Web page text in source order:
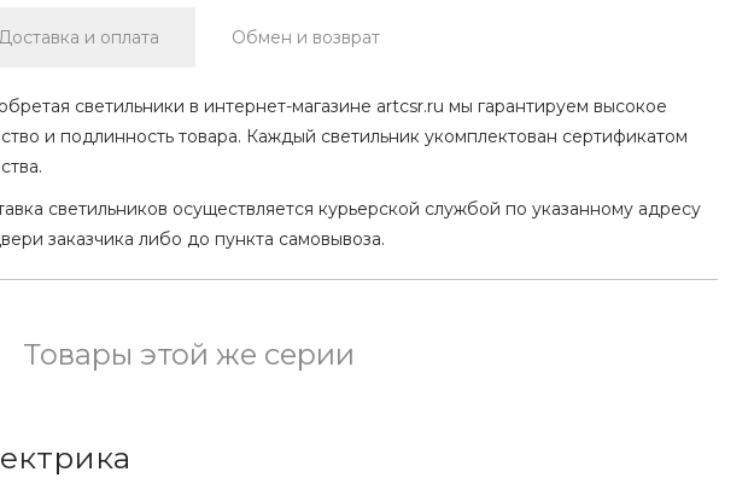
Доставка и оплата Обмен и возврат
светильники в интернет-магазине artcsr.ru мы гарантируем высокое
и подлинность товара. Каждый светильник укомплектован сертификатом
светильников осуществляется курьерской службой по указанному адресу
заказчика либо до пункта самовывоза.
Товары этой же серии